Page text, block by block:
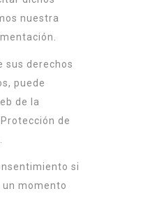
nuestra
sus derechos
puede
de la
de
si
un momento